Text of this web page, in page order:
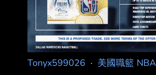
Tonyx599026 · 美國職籃 NBA